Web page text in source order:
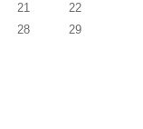
21
22
28
29